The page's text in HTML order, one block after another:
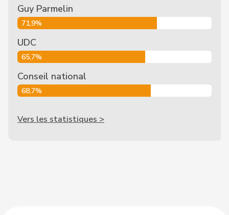
Guy Parmelin
71,9%
UDC
65,7%
Conseil national
68,7%
Vers les statistiques >